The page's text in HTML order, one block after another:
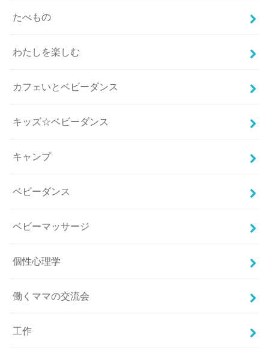
たべもの
わたしを楽しむ
カフェいとベビーダンス
キッズ☆ベビーダンス
キャンプ
ベビーダンス
ベビーマッサージ
個性心理学
働くママの交流会
工作